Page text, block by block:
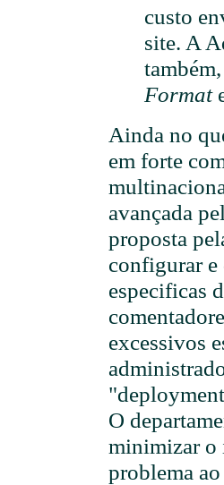
custo
site. A
Format
Ainda no
em forte
avançada
proposta
configurar e
especificas
excessivos
O
minimizar o
problema